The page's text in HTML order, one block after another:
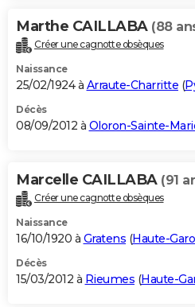
Marthe CAILLABA (88
Créer une cagnotte obsèques
Naissance
25/02/1924 à Arraute-Charritte (
Décès
08/09/2012 à Oloron-Sainte-
Marcelle CAILLABA (91
Créer une cagnotte obsèques
Naissance
16/10/1920 à Gratens (Haute-
Décès
15/03/2012 à Rieumes (Haute-